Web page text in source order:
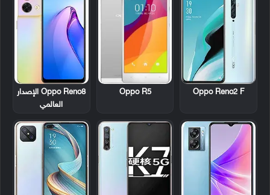
Oppo Reno2 F
Oppo R5
Oppo Reno8 الإصدار
العالمي